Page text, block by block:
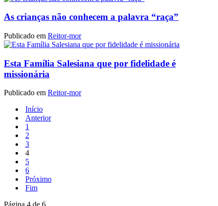
As crianças não conhecem a palavra “raça”
Publicado em Reitor-mor
Esta Família Salesiana que por fidelidade é
missionária
Publicado em Reitor-mor
Início
Anterior
1
2
3
4
5
6
Próximo
Fim